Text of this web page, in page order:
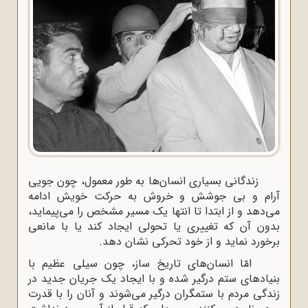
زندگانى بسیاری انسان‌ها به طور معمول، چون جویى
آرام و بى جوشش و خروش به حرکت خویش ادامه
مى‌دهد و از ابتدا تا انتها یک مسیر مشخص را مى‌پیماید،
بدون آن که تغییرى یا تحولى ایجاد کند یا با مانعى
برخورد نماید و از خود تحرکى نشان دهد.
امّا انسان‌های تاریخ ساز، چون سیلى عظیم با
بنیادهاى ستم درگیر شده و با ایجاد یک جریان جدید در
زندگى مردم با ستمگران درگیر مى‌شوند و آنان را با قدرت